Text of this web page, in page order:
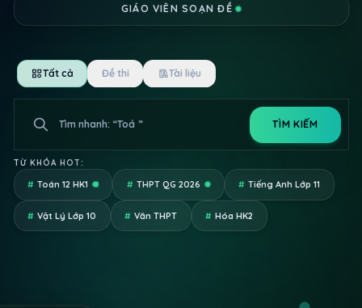
GIÁO VIÊN SOẠN ĐỀ
Tất cả Đề thi Tài liệu
Tìm nhanh: “Đề minh họa Toán Bộ
Giáo
TÌM KIẾM
TỪ KHÓA HOT:
# Toán 12 HK1 # THPT QG 2026 # Tiếng Anh Lớp 11
# Vật Lý Lớp 10 # Văn THPT # Hóa HK2